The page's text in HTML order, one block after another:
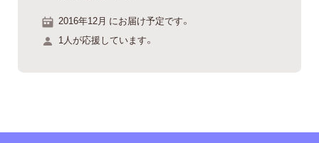
2016年12月 にお届け予定です。
1人が応援しています。